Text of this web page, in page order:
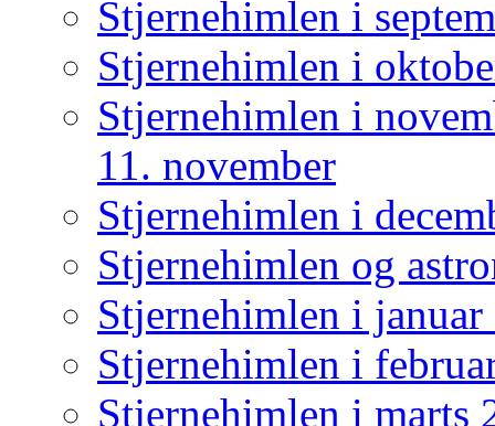
Stjernehimlen i
Stjernehimlen i
Stjernehimlen i
11. november
Stjernehimlen i
Stjernehimlen og
Stjernehimlen i januar
Stjernehimlen i
Stjernehimlen i marts